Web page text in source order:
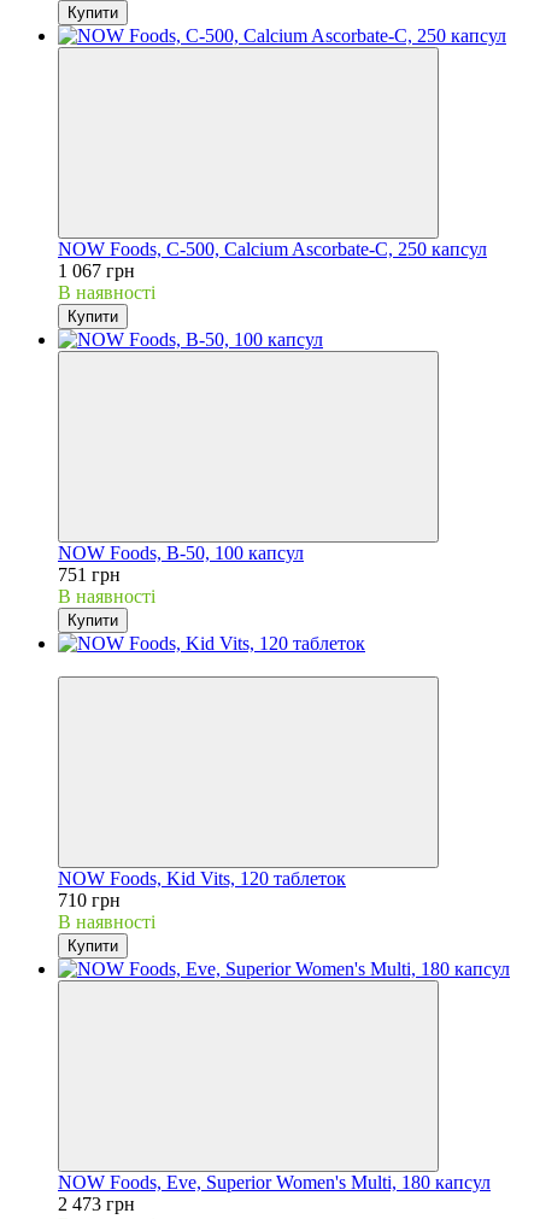
Купити
NOW Foods, C-500, Calcium Ascorbate-C, 250 капсул
1 067 грн
В наявності
Купити
NOW Foods, B-50, 100 капсул
751 грн
В наявності
Купити
NOW Foods, Kid Vits, 120 таблеток
710 грн
В наявності
Купити
NOW Foods, Eve, Superior Women's Multi, 180 капсул
2 473 грн